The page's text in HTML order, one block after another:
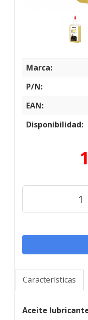
Marca:
P/N:
EAN:
Disponibilidad:
Características
Aceite